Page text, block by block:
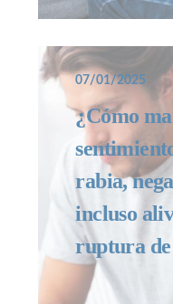
07/01/2025
¿Cómo
rabia,
incluso
ruptura